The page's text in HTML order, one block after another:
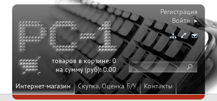
Интернет-магазин Скупка, Оценка Б/У Контакты
товаров в корзине:0
на сумму (руб):0.00
Регистрация
Войти ▸